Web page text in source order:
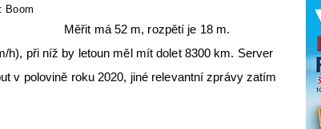
Boom
Měřit má 52 m, rozpětí je 18 m.
h), při níž by letoun měl mít dolet 8300 km. Server
v polovině roku 2020, jiné relevantní zprávy zatím